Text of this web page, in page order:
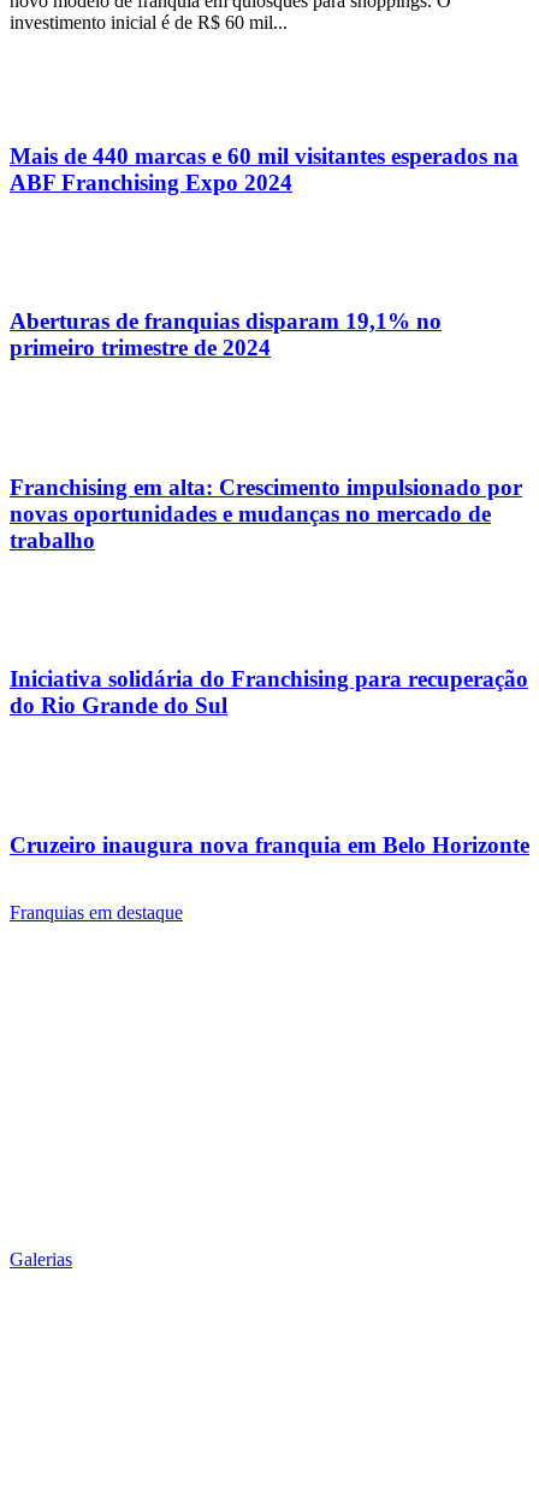
investimento inicial é de R$ 60 mil...
Mais de 440 marcas e 60 mil visitantes esperados na
ABF Franchising Expo 2024
Aberturas de franquias disparam 19,1% no
primeiro trimestre de 2024
Franchising em alta: Crescimento impulsionado por
novas oportunidades e mudanças no mercado de
trabalho
Iniciativa solidária do Franchising para recuperação
do Rio Grande do Sul
Cruzeiro inaugura nova franquia em Belo Horizonte
Franquias em destaque
Galerias